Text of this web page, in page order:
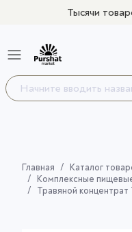
Тысячи
Главная Каталог
Комплексные
Травяной концентрат Тинктура